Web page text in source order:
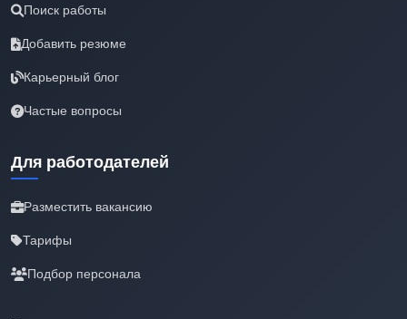
Поиск работы
Добавить резюме
Карьерный блог
Частые вопросы
Для работодателей
Разместить вакансию
Тарифы
Подбор персонала